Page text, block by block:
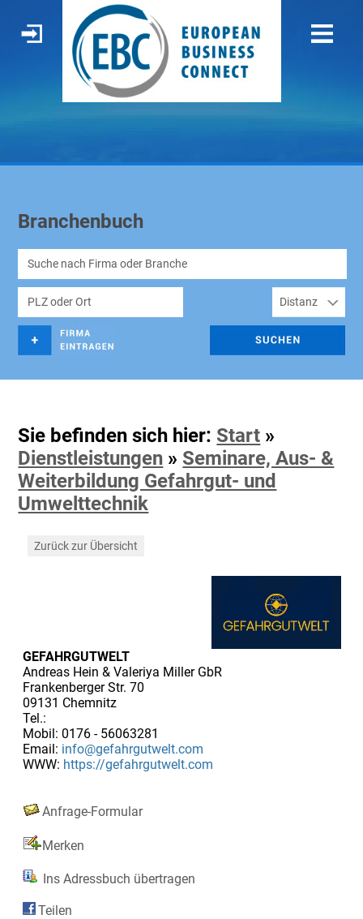
Branchenbuch
Sie befinden sich hier: Start »
Dienstleistungen » Seminare, Aus- &
Weiterbildung Gefahrgut- und
Umwelttechnik
Zurück zur Übersicht
GEFAHRGUTWELT
Andreas Hein & Valeriya Miller GbR
Frankenberger Str. 70
09131 Chemnitz
Tel.:
Mobil: 0176 - 56063281
Email: info@gefahrgutwelt.com
WWW: https://gefahrgutwelt.com
Anfrage-Formular
Merken
Ins Adressbuch übertragen
Teilen